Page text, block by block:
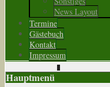
News Layout
Termine
Gästebuch
Kontakt
Impressum
Hauptmenü